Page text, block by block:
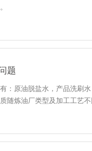
题
：原油脱盐水，产品洗刷
炼油厂类型及加工工艺不